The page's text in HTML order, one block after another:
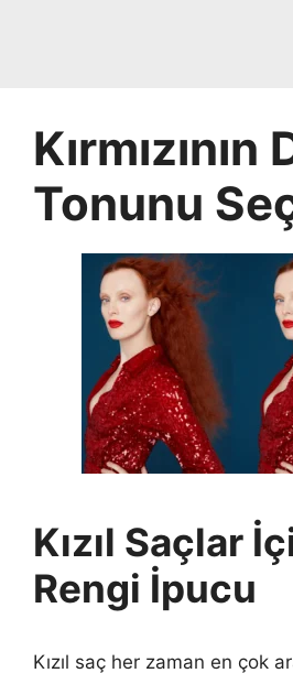
Kırmızının
Tonunu
Kızıl Saçlar
Rengi İpucu
Kızıl saç her zaman en çok